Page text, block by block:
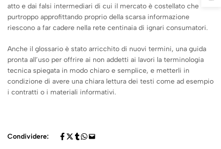
atto e dai falsi intermediari di cui il mercato è costellato che
purtroppo approfittando proprio della scarsa informazione
riescono a far cadere nella rete centinaia di ignari consumatori.
Anche il glossario è stato arricchito di nuovi termini, una guida
pronta all’uso per offrire ai non addetti ai lavori la terminologia
tecnica spiegata in modo chiaro e semplice, e metterli in
condizione di avere una chiara lettura dei testi come ad esempio
i contratti o i materiali informativi.
Condividere: